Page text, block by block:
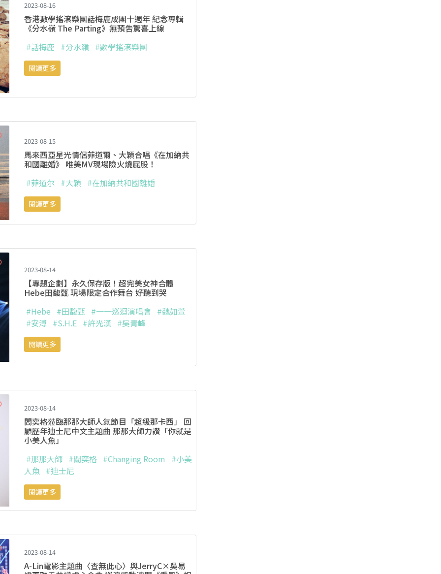
2023-08-16
香港數學搖滾樂團話梅鹿成團十週年 紀念專輯
《分水嶺 The Parting》無預吿驚喜上線
#話梅鹿 #分水嶺 #數學搖滾樂團
閱讀更多
2023-08-15
馬來西亞星光情侶菲道爾、大穎合唱《在加納共
和國離婚》 唯美MV現場險火燒屁股！
#菲道尔 #大穎 #在加納共和國離婚
閱讀更多
2023-08-14
【專題企劃】永久保存版！超完美女神合體
Hebe田馥甄 現場限定合作舞台 好聽到哭
#Hebe #田馥甄 #一一巡迴演唱會 #魏如萱
#安溥 #S.H.E #許光漢 #吳青峰
閱讀更多
2023-08-14
閻奕格蒞臨那那大師人氣節目「超級那卡西」 回
顧歷年迪士尼中文主題曲 那那大師力讚「你就是
小美人魚」
#那那大師 #閻奕格 #Changing Room
#小美
人魚 #迪士尼
閱讀更多
2023-08-14
A-Lin電影主題曲〈查無此心〉與JerryC×吳易